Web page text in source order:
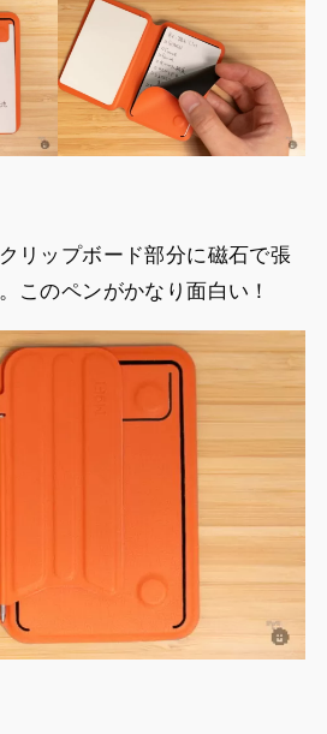
リップボード部分に磁石で張
このペンがかなり面白い！